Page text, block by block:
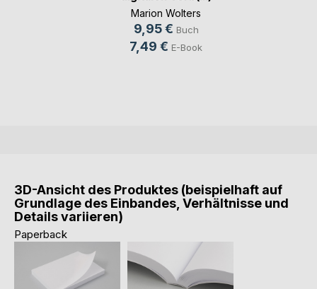
Marion Wolters
9,95 € Buch
7,49 € E-Book
3D-Ansicht des Produktes (beispielhaft auf
Grundlage des Einbandes, Verhältnisse und
Details variieren)
Paperback